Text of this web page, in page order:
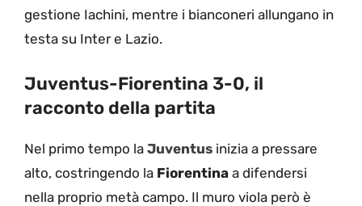
gestione Iachini, mentre i bianconeri allungano in
testa su Inter e Lazio.
Juventus-Fiorentina 3-0, il
racconto della partita
Nel primo tempo la Juventus inizia a pressare
alto, costringendo la Fiorentina a difendersi
nella proprio metà campo. Il muro viola però è